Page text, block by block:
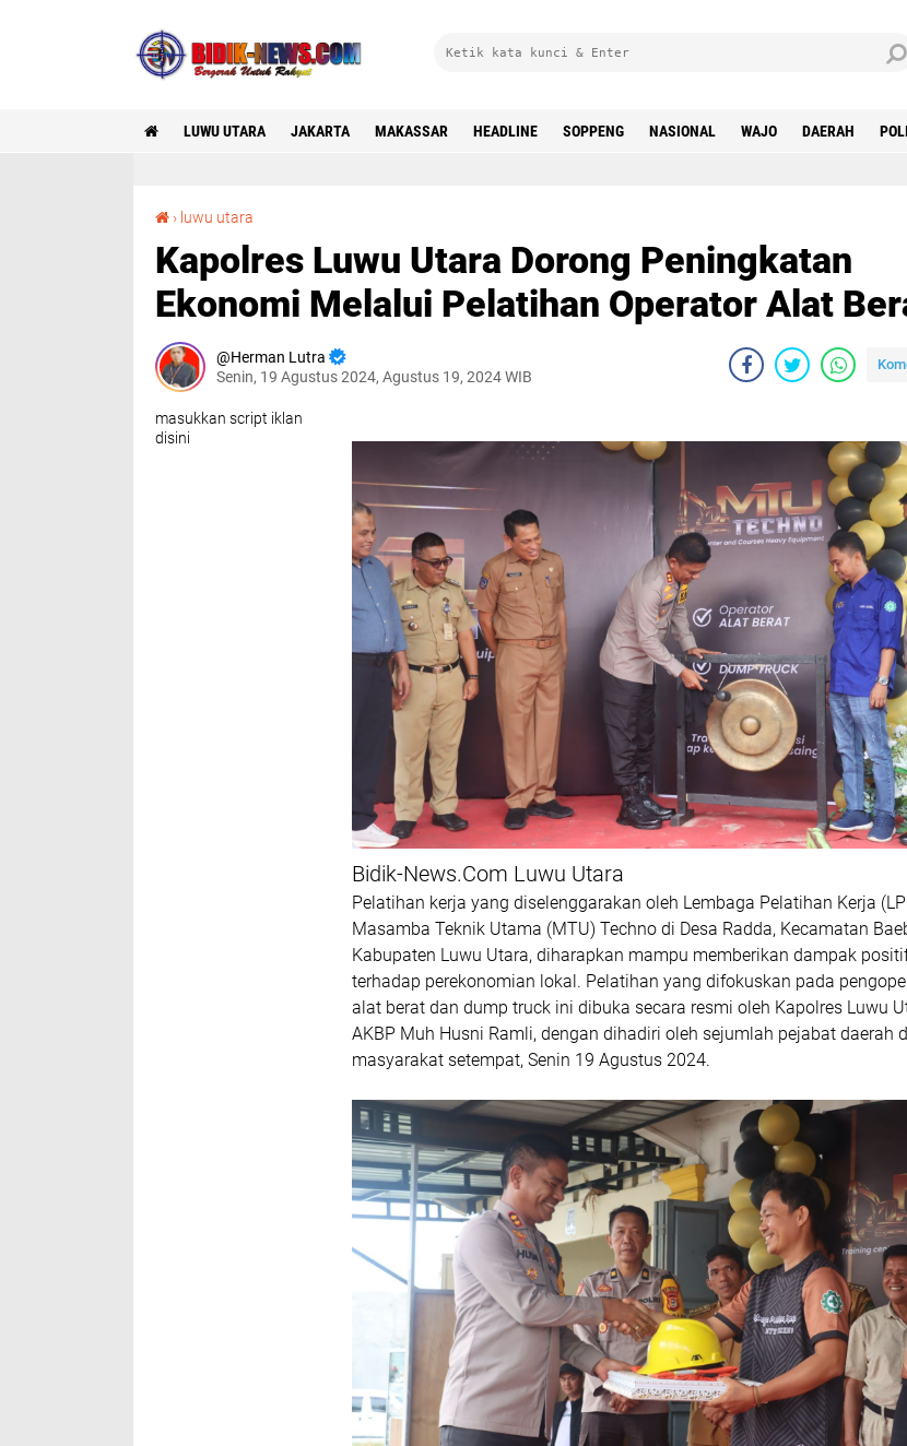
LUWU UTARA JAKARTA MAKASSAR HEADLINE SOPPENG NASIONAL WAJO DAERAH
› luwu utara
Kapolres Luwu Utara Dorong Peningkatan
Ekonomi Melalui Pelatihan Operator Alat
Herman Lutra
Senin, 19 Agustus 2024, Agustus 19, 2024 WIB
masukkan script iklan
disini
Bidik-News.Com Luwu Utara
Pelatihan kerja yang diselenggarakan oleh Lembaga Pelatihan Kerja
Masamba Teknik Utama (MTU) Techno di Desa Radda, Kecamatan
Kabupaten Luwu Utara, diharapkan mampu memberikan dampak
terhadap perekonomian lokal. Pelatihan yang difokuskan pada
alat berat dan dump truck ini dibuka secara resmi oleh Kapolres Luwu
AKBP Muh Husni Ramli, dengan dihadiri oleh sejumlah pejabat daerah
masyarakat setempat, Senin 19 Agustus 2024.